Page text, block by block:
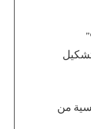
من